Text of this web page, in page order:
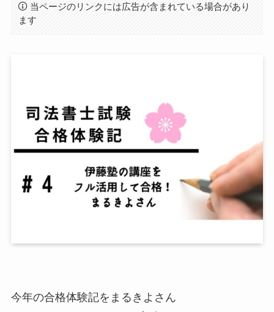
当ページのリンクには広告が含まれている場合があり
ます
今年の合格体験記をまるきよさん